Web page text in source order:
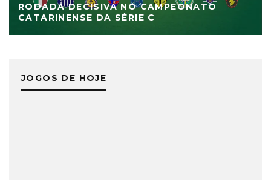
RODADA DECISIVA NO CAMPEONATO
CATARINENSE DA SÉRIE C
JOGOS DE HOJE